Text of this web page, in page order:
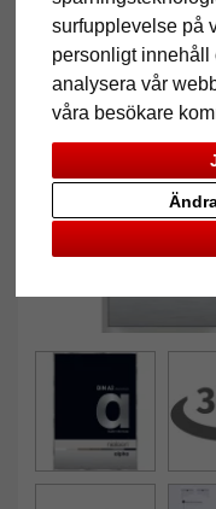
surfupplevelse på
personligt innehåll
analysera vår
våra besökare
Tillbaka